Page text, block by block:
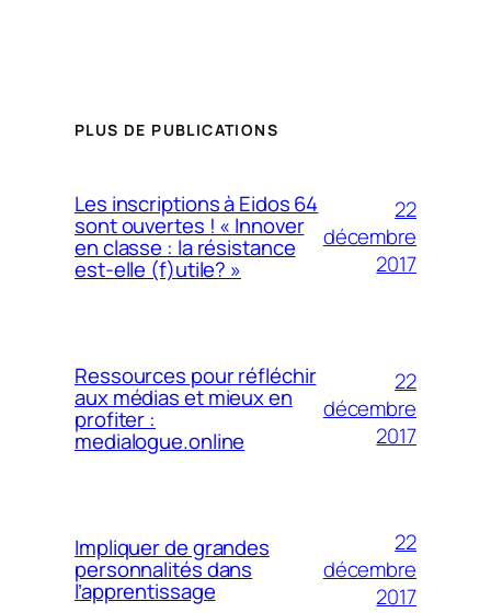
PLUS DE PUBLICATIONS
Les inscriptions à Eidos 64
sont ouvertes ! « Innover
en classe : la résistance
est-elle (f)utile? »
22
décembre
2017
Ressources pour réfléchir
aux médias et mieux en
profiter :
medialogue.online
22
décembre
2017
Impliquer de grandes
personnalités dans
l’apprentissage
22
décembre
2017